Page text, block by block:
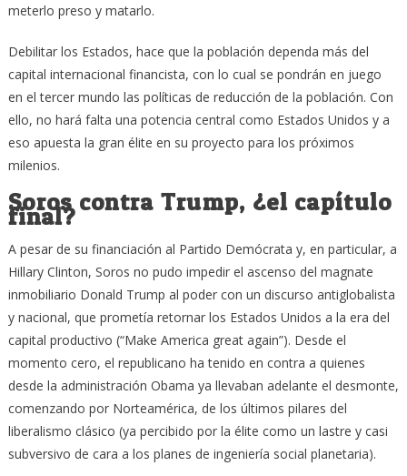
meterlo preso y matarlo.
Debilitar los Estados, hace que la población dependa más del
capital internacional financista, con lo cual se pondrán en juego
en el tercer mundo las políticas de reducción de la población. Con
ello, no hará falta una potencia central como Estados Unidos y a
eso apuesta la gran élite en su proyecto para los próximos
milenios.
Soros contra Trump, ¿el capítulo
final?
A pesar de su financiación al Partido Demócrata y, en particular, a
Hillary Clinton, Soros no pudo impedir el ascenso del magnate
inmobiliario Donald Trump al poder con un discurso antiglobalista
y nacional, que prometía retornar los Estados Unidos a la era del
capital productivo (“Make America great again”). Desde el
momento cero, el republicano ha tenido en contra a quienes
desde la administración Obama ya llevaban adelante el desmonte,
comenzando por Norteamérica, de los últimos pilares del
liberalismo clásico (ya percibido por la élite como un lastre y casi
subversivo de cara a los planes de ingeniería social planetaria).